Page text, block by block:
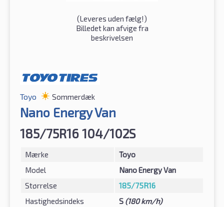
(Leveres uden fælg!)
Billedet kan afvige fra
beskrivelsen
Toyo Sommerdæk
Nano Energy Van
185/75R16 104/102S
Mærke
Toyo
Model
Nano Energy Van
Størrelse
185/75R16
Hastighedsindeks
S (180 km/h)